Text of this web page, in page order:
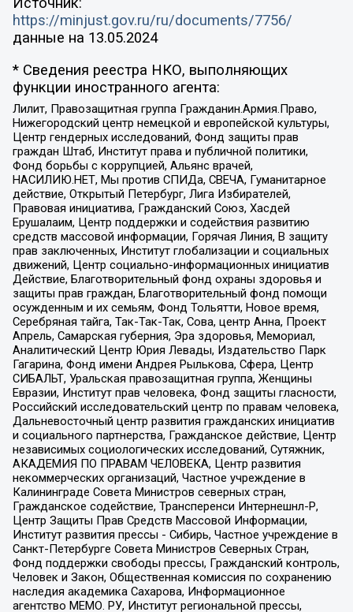
https://minjust.gov.ru/ru/documents/7756/
данные на 13.05.2024
* Сведения реестра НКО, выполняющих
функции иностранного агента:
Лилит, Правозащитная группа Гражданин.Армия.Право,
Нижегородский центр немецкой и европейской культуры,
Центр гендерных исследований, Фонд защиты прав
граждан Штаб, Институт права и публичной политики,
Фонд борьбы с коррупцией, Альянс врачей,
НАСИЛИЮ.НЕТ, Мы против СПИДа, СВЕЧА, Гуманитарное
действие, Открытый Петербург, Лига Избирателей,
Правовая инициатива, Гражданский Союз, Хасдей
Ерушалаим, Центр поддержки и содействия развитию
средств массовой информации, Горячая Линия, В защиту
прав заключенных, Институт глобализации и социальных
движений, Центр социально-информационных инициатив
Действие, Благотворительный фонд охраны здоровья и
защиты прав граждан, Благотворительный фонд помощи
осужденным и их семьям, Фонд Тольятти, Новое время,
Серебряная тайга, Так-Так-Так, Сова, центр Анна, Проект
Апрель, Самарская губерния, Эра здоровья, Мемориал,
Аналитический Центр Юрия Левады, Издательство Парк
Гагарина, Фонд имени Андрея Рылькова, Сфера, Центр
СИБАЛЬТ, Уральская правозащитная группа, Женщины
Евразии, Институт прав человека, Фонд защиты гласности,
Российский исследовательский центр по правам человека,
Дальневосточный центр развития гражданских инициатив
и социального партнерства, Гражданское действие, Центр
независимых социологических исследований, Сутяжник,
АКАДЕМИЯ ПО ПРАВАМ ЧЕЛОВЕКА, Центр развития
некоммерческих организаций, Частное учреждение в
Калининграде Совета Министров северных стран,
Гражданское содействие, Трансперенси Интернешнл-Р,
Центр Защиты Прав Средств Массовой Информации,
Институт развития прессы - Сибирь, Частное учреждение в
Санкт-Петербурге Совета Министров Северных Стран,
Фонд поддержки свободы прессы, Гражданский контроль,
Человек и Закон, Общественная комиссия по сохранению
наследия академика Сахарова, Информационное
агентство МЕМО. РУ, Институт региональной прессы,